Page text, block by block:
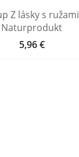
Z lásky s ružami
Naturprodukt
Cena
5,96 €